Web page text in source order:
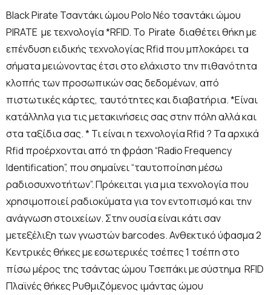
Black Pirate Τσαντάκι ώμου Polo Νέο τσαντάκι ώμου
PIRATE με τεχνολογία *RFID. Το Pirate διαθέτει θήκη με
επένδυση ειδικής τεχνολογίας Rfid που μπλοκάρει τα
σήματα μειώνοντας έτσι στο ελάχιστο την πιθανότητα
κλοπής των προσωπικών σας δεδομένων, από
πιστωτικές κάρτες, ταυτότητες και διαβατήρια. *Είναι
κατάλληλα για τις μετακινήσεις σας στην πόλη αλλά και
στα ταξίδια σας. * Τι είναι η τεχνολογία Rfid ? Τα αρχικά
Rfid προέρχονται από τη φράση “Radio Frequency
Identification”, που σημαίνει “ταυτοποίηση μέσω
ραδιοσυχνοτήτων”. Πρόκειται για μια τεχνολογία που
χρησιμοποιεί ραδιοκύματα για τον εντοπισμό και την
ανάγνωση στοιχείων. Στην ουσία είναι κάτι σαν
μετεξέλιξη των γνωστών barcodes. Ανθεκτικό ύφασμα 2
Κεντρικές θήκες με εσωτερικές τσέπες 1 τσέπη στο
πίσω μέρος της τσάντας ώμου Τσεπάκι με σύστημα RFID
Πλαϊνές θήκες Ρυθμιζόμενος ιμάντας ώμου